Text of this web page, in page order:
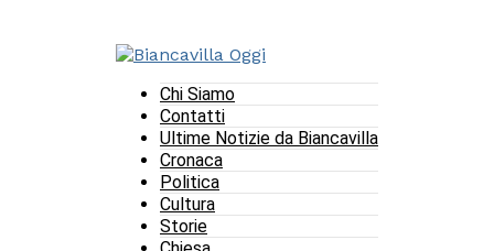
Chi Siamo
Contatti
Ultime Notizie da Biancavilla
Cronaca
Politica
Cultura
Storie